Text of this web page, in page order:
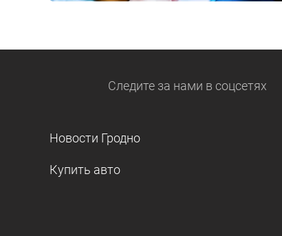
Следите за нами в соцсетях
Новости Гродно
Купить авто